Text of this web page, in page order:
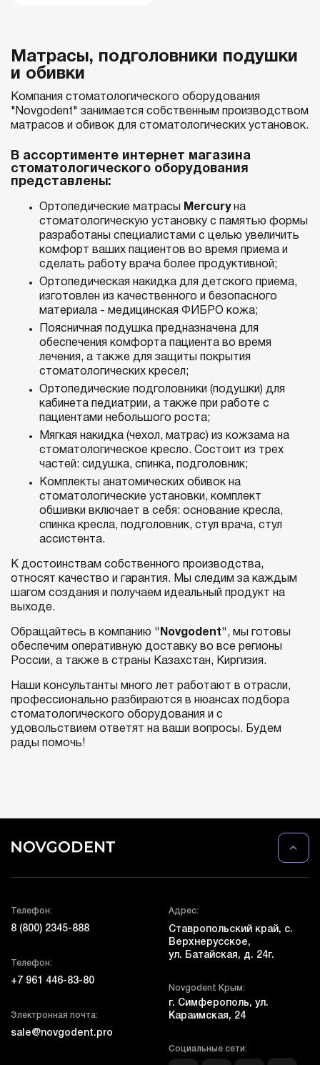
Матрасы, подголовники подушки
и обивки
Компания стоматологического оборудования
"Novgodent" занимается собственным производством
матрасов и обивок для стоматологических установок.
В ассортименте интернет магазина
стоматологического оборудования
представлены:
Ортопедические матрасы Mercuryна
стоматологическую установку с памятью формы
разработаны специалистами с целью увеличить
комфорт ваших пациентов во время приема и
сделать работу врача более продуктивной;
Ортопедическая накидка для детского приема,
изготовлен из качественного и безопасного
материала - медицинская ФИБРО кожа;
Поясничная подушка предназначена для
обеспечения комфорта пациента во время
лечения, а также для защиты покрытия
стоматологических кресел;
Ортопедические подголовники (подушки) для
кабинета педиатрии, а также при работе с
пациентами небольшого роста;
Мягкая накидка (чехол, матрас) из кожзама на
стоматологическое кресло. Состоит из трех
частей: сидушка, спинка, подголовник;
Комплекты анатомических обивок на
стоматологические установки, комплект
обшивки включает в себя: основание кресла,
спинка кресла, подголовник, стул врача, стул
ассистента.
К достоинствам собственного производства,
относят качество и гарантия. Мы следим за каждым
шагом создания и получаем идеальный продукт на
выходе.
Обращайтесь в компанию "Novgodent" , мы готовы
обеспечим оперативную доставку во все регионы
России, а также в страны Казахстан, Киргизия.
Наши консультанты много лет работают в отрасли,
профессионально разбираются в нюансах подбора
стоматологического оборудования и с
удовольствием ответят на ваши вопросы. Будем
рады помочь!
Телефон:
8 (800) 2345-888
Телефон:
+7 961 446-83-80
Электронная почта:
sale@novgodent.pro
Адрес:
Ставропольский край, с.
Верхнерусское,
ул. Батайская, д. 24г.
Novgodent Крым:
г. Симферополь, ул.
Караимская, 24
Социальные сети: